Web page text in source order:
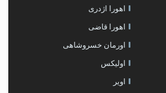
اهورا اژدری
اهورا قاضی
اورمان خسروشاهی
اولیکس
اویر